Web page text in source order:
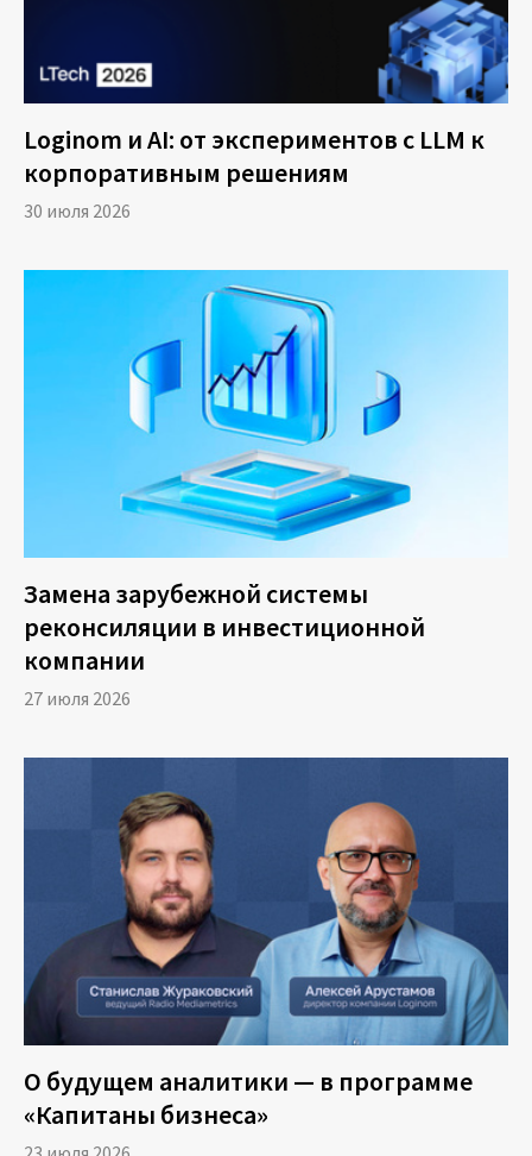
Loginom и AI: от экспериментов с LLM к
корпоративным решениям
30 июля 2026
Замена зарубежной системы
реконсиляции в инвестиционной
компании
27 июля 2026
О будущем аналитики — в программе
«Капитаны бизнеса»